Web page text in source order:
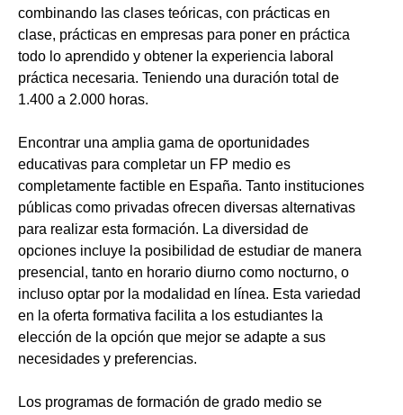
combinando las clases teóricas, con prácticas en
clase, prácticas en empresas para poner en práctica
todo lo aprendido y obtener la experiencia laboral
práctica necesaria. Teniendo una duración total de
1.400 a 2.000 horas.
Encontrar una amplia gama de oportunidades
educativas para completar un FP medio es
completamente factible en España. Tanto instituciones
públicas como privadas ofrecen diversas alternativas
para realizar esta formación. La diversidad de
opciones incluye la posibilidad de estudiar de manera
presencial, tanto en horario diurno como nocturno, o
incluso optar por la modalidad en línea. Esta variedad
en la oferta formativa facilita a los estudiantes la
elección de la opción que mejor se adapte a sus
necesidades y preferencias.
Los programas de formación de grado medio se